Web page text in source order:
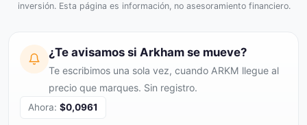
inversión. Esta página es información, no asesoramiento financiero.
¿Te avisamos si Arkham se mueve?
Te escribimos una sola vez, cuando ARKM llegue al
precio que marques. Sin registro.
Ahora: $0,0961